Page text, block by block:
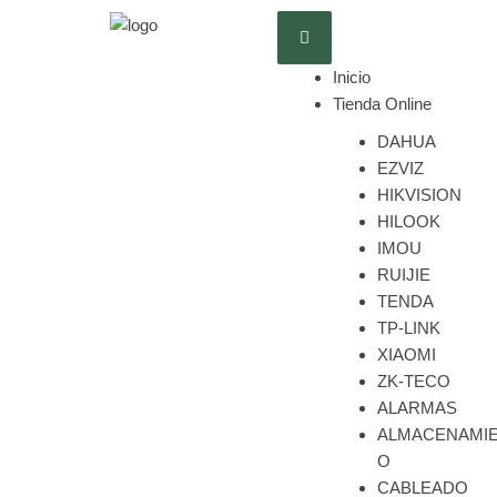
Inicio
Tienda Online
DAHUA
EZVIZ
HIKVISION
HILOOK
IMOU
RUIJIE
TENDA
TP-LINK
XIAOMI
ZK-TECO
ALARMAS
O
CABLEADO